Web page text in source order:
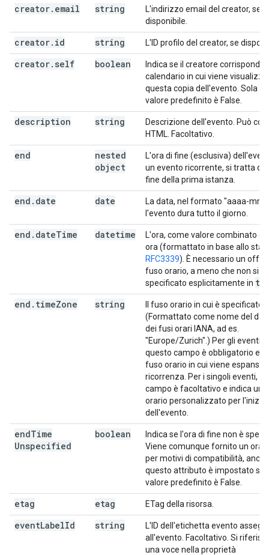
creator. email string
L'indirizzo email del creator, se
disponibile.
creator. id string L'ID profilo del creator, se
creator. self boolean
Indica se il creatore corrisponde
calendario in cui viene
questa copia dell'evento. Sola
valore predefinito è False.
description string
Descrizione dell'evento. Può
HTML. Facoltativo.
end
nested
object
L'ora di fine (esclusiva)
un evento ricorrente, si tratta
fine della prima istanza.
end . date date
La data, nel formato "aaaa-mm-
l'evento dura tutto il giorno.
end . dateTime datetime
L'ora, come valore combinato di
ora (formattato in base allo
RFC3339). È necessario un
fuso orario, a meno che non sia
specificato esplicitamente in
end . timeZone string
Il fuso orario in cui è specificato
(Formattato come nome del
dei fusi orari IANA, ad es.
"Europe/Zurich".) Per gli eventi
questo campo è obbligatorio e
fuso orario in cui viene espansa
ricorrenza. Per i singoli eventi,
campo è facoltativo e indica un
orario personalizzato per l'inizio
dell'evento.
endTime
Unspecified
boolean
Indica se l'ora di fine non è
Viene comunque fornito un
per motivi di compatibilità,
questo attributo è impostato su
valore predefinito è False.
etag etag ETag della risorsa.
eventLabelId string
L'ID dell'etichetta evento
all'evento. Facoltativo. Si
una voce nella proprietà